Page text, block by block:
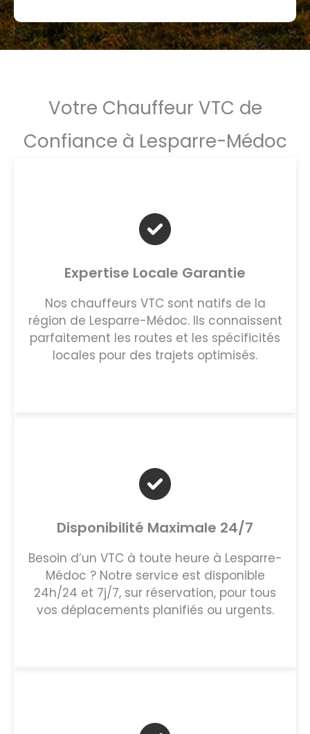
Votre Chauffeur VTC de
Confiance à Lesparre-Médoc
Expertise Locale Garantie
Nos chauffeurs VTC sont natifs de la
région de Lesparre-Médoc. Ils connaissent
parfaitement les routes et les spécificités
locales pour des trajets optimisés.
Disponibilité Maximale 24/7
Besoin d’un VTC à toute heure à Lesparre-
Médoc ? Notre service est disponible
24h/24 et 7j/7, sur réservation, pour tous
vos déplacements planifiés ou urgents.